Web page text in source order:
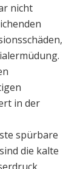
nicht
in der
spürbare
die kalte